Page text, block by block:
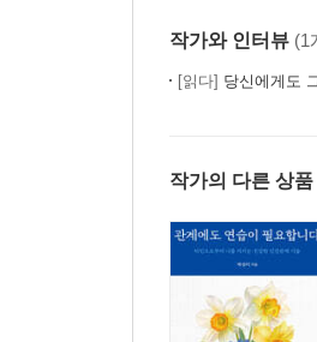
작가와 인터뷰 (1
[읽다] 당신에게도
작가의 다른 상품